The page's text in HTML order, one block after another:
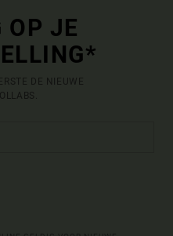
OP JE
DE NIEUWE